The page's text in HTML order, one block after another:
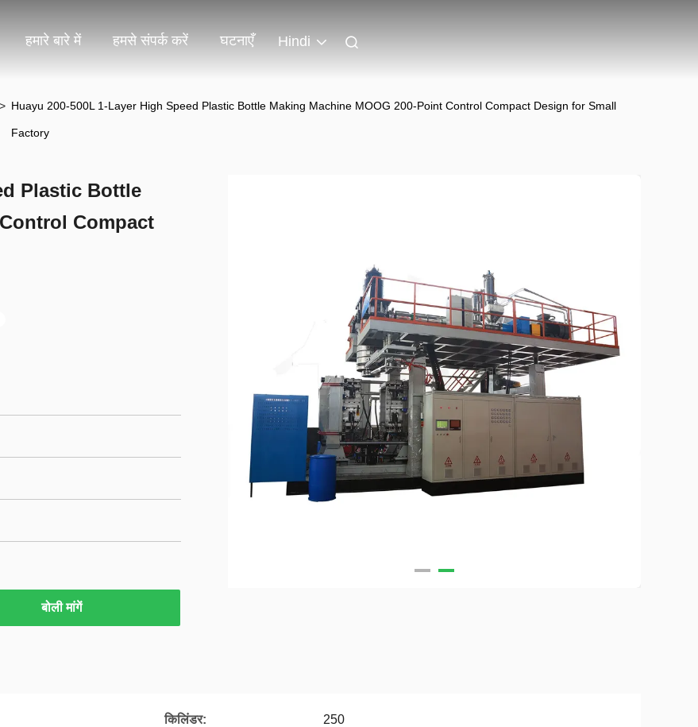
हमारे बारे में हमसे संपर्क करें घटनाएँ Hindi
> Huayu 200-500L 1-Layer High Speed Plastic Bottle Making Machine MOOG 200-Point Control Compact Design for Small
Factory
Plastic Bottle
Compact
बोली मांगें
किलिंडर: 250